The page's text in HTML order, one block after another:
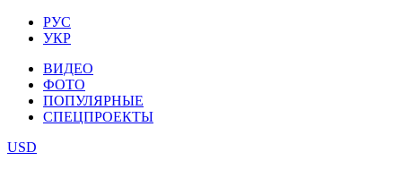
РУС
УКР
ВИДЕО
ФОТО
ПОПУЛЯРНЫЕ
СПЕЦПРОЕКТЫ
USD